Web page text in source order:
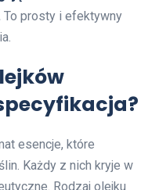
To prosty i efektywny
esencje, które
Każdy z nich kryje w
Rodzaj olejku